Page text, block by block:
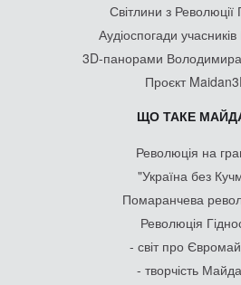
Світлини з Революції
Аудіоспогади
3D-панорами
Проєкт
ЩО ТАКЕ
Революція на
"Україна без
Помаранчева
Революція
- світ про
- творчість